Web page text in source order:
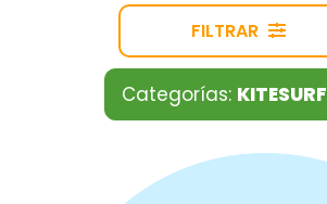
FILTRAR
Categorías: KITESURF